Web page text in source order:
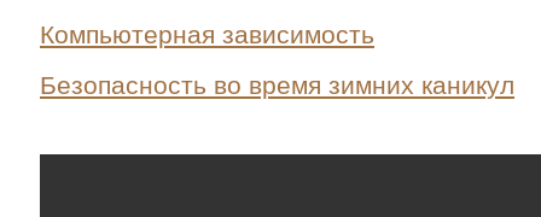
Компьютерная зависимость
Безопасность во время зимних каникул